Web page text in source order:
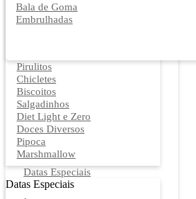
Bala de Goma
Embrulhadas
Pirulitos
Chicletes
Biscoitos
Salgadinhos
Diet Light e Zero
Doces Diversos
Pipoca
Marshmallow
Datas Especiais
Datas Especiais